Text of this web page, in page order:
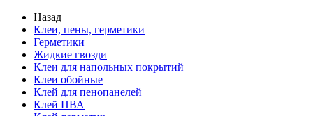
Назад
Клеи, пены, герметики
Герметики
Жидкие гвозди
Клеи для напольных покрытий
Клеи обойные
Клей для пенопанелей
Клей ПВА